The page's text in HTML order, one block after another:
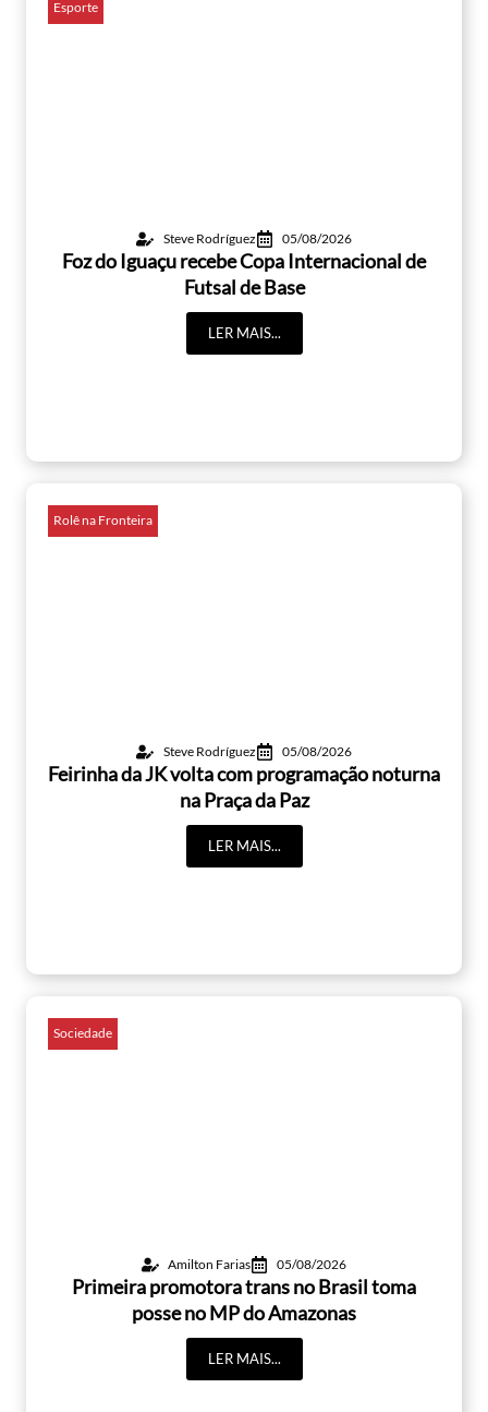
Esporte
Steve Rodríguez 05/08/2026
Foz do Iguaçu recebe Copa Internacional de
Futsal de Base
LER MAIS...
Rolê na Fronteira
Steve Rodríguez 05/08/2026
Feirinha da JK volta com programação noturna
na Praça da Paz
LER MAIS...
Sociedade
Amilton Farias 05/08/2026
Primeira promotora trans no Brasil toma
posse no MP do Amazonas
LER MAIS...